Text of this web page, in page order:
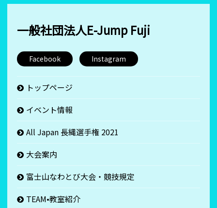
一般社団法人E-Jump Fuji
Facebook Instagram
トップページ
イベント情報
All Japan 長縄選手権 2021
大会案内
富士山なわとび大会・競技規定
TEAM•教室紹介